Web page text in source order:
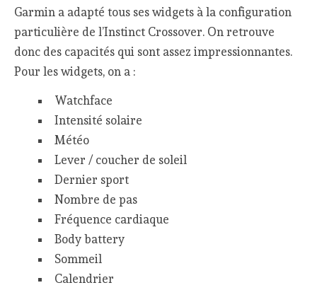
Garmin a adapté tous ses widgets à la configuration
particulière de l’Instinct Crossover. On retrouve
donc des capacités qui sont assez impressionnantes.
Pour les widgets, on a :
Watchface
Intensité solaire
Météo
Lever / coucher de soleil
Dernier sport
Nombre de pas
Fréquence cardiaque
Body battery
Sommeil
Calendrier